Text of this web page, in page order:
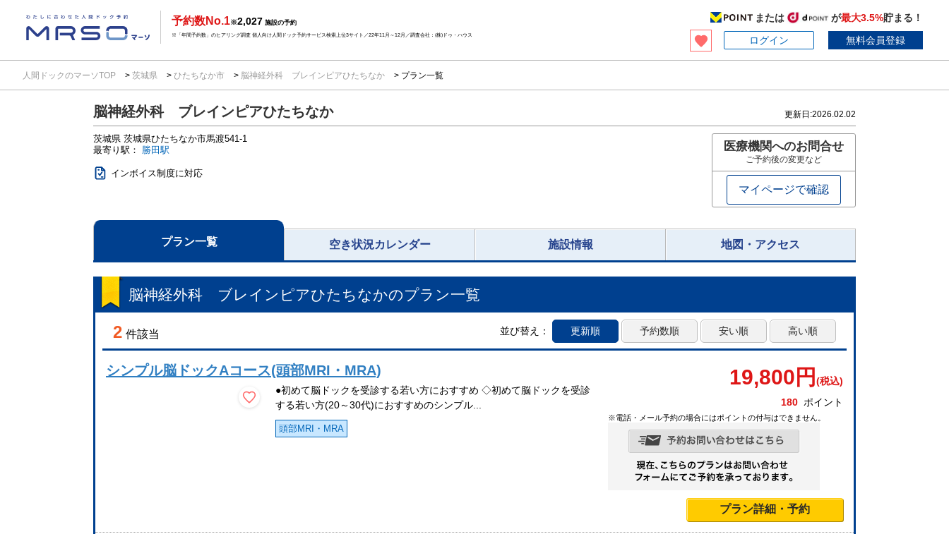
予約数No.1※2,027 施設の予約
※「年間予約数」のヒアリング調査 個人向け人間ドック予約サービス検索上位3サイト／22年11月～12月／調査会社：(株)ドゥ・ハウス
または が最大3.5%貯まる！
ログイン
無料会員登録
人間ドックのマーソTOP 茨城県 ひたちなか市 脳神経外科 ブレインピアひたちなか プラン一覧
脳神経外科 ブレインピアひたちなか 更新日:2026.02.02
茨城県 茨城県ひたちなか市馬渡541-1
最寄り駅： 勝田駅
インボイス制度に対応
医療機関へのお問合せ
ご予約後の変更など
マイページで確認
プラン一覧 空き状況カレンダー 施設情報 地図・アクセス
脳神経外科 ブレインピアひたちなかのプラン一覧
2 件該当 並び替え： 更新順 予約数順 安い順 高い順
シンプル脳ドックAコース(頭部MRI・MRA)
●初めて脳ドックを受診する若い方におすすめ ◇初めて脳ドックを受診
する若い方(20～30代)におすすめのシンプル...
頭部MRI・MRA
19,800 円 (税込)
180 ポイント
※電話・メール予約の場合にはポイントの付与はできません。
プラン詳細・予約